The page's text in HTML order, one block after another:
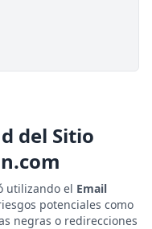
del Sitio
utilizando el Email
potenciales como
negras o redirecciones